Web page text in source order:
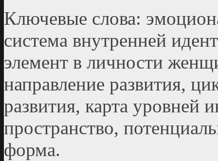
Ключевые слова:
система внутренней
элемент в личности
направление развития,
развития, карта уровней
пространство,
форма.